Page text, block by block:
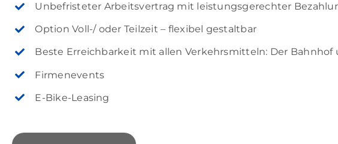
Unbefristeter Arbeitsvertrag mit leistungsgerechter
Option Voll-/ oder Teilzeit – flexibel gestaltbar
Beste Erreichbarkeit mit allen Verkehrsmitteln: Der
Firmenevents
E-Bike-Leasing